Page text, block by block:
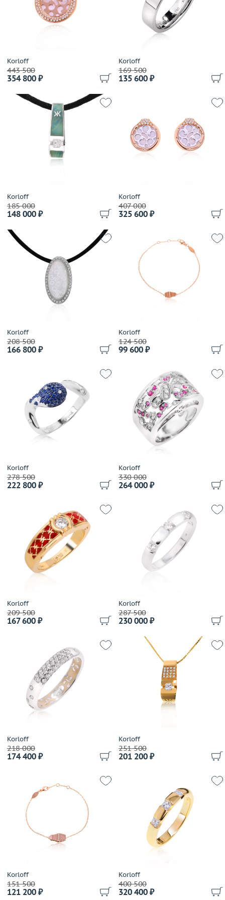
Avakian
Balocchi Preziosi
Belle Bague (GIM)
Bellini
Bernhard H.Mayer
Bersani
Bertapelle&Carlesso
Breuning
British Academy of Jewellery
Bucherer
Buzio Luciano
Bvlgari
Cacharel
Cahrles Greig
Callegher Gioielli
Cantamessa
Carats
Carl F. Bucherer
Carla Amorim
Carlo Luca Della Quercia
Carrera y Carrera
Casa Gi
Casato
Cassa Forte
Chantecler
Chaumet
Chiampesan
Chimento
Constantin Artmayer
Dada Arrigoni
Damas
Damiani
Dario & Pietro
David Yurman
De Dears
De Grisogono
Di Modolo
Diamanti
Dior
Dubey&Schaldenbrand
Emil Kraus
Emmeti
Выбрано: всё
Размер (только для колец)
Теги
Korloff
443 500
354 800 ₽
Korloff
169 500
135 600 ₽
Korloff
185 000
148 000 ₽
Korloff
407 000
325 600 ₽
Korloff
208 500
166 800 ₽
Korloff
124 500
99 600 ₽
Korloff
278 500
222 800 ₽
Korloff
330 000
264 000 ₽
Korloff
209 500
167 600 ₽
Korloff
287 500
230 000 ₽
Korloff
218 000
174 400 ₽
Korloff
251 500
201 200 ₽
Korloff
151 500
121 200 ₽
Korloff
400 500
320 400 ₽